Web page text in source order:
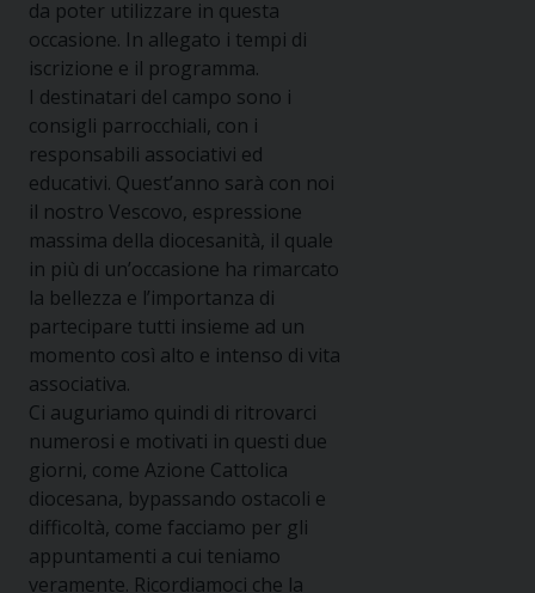
da poter utilizzare in questa
occasione. In allegato i tempi di
iscrizione e il programma.
I destinatari del campo sono i
consigli parrocchiali, con i
responsabili associativi ed
educativi. Quest’anno sarà con noi
il nostro Vescovo, espressione
massima della diocesanità, il quale
in più di un’occasione ha rimarcato
la bellezza e l’importanza di
partecipare tutti insieme ad un
momento così alto e intenso di vita
associativa.
Ci auguriamo quindi di ritrovarci
numerosi e motivati in questi due
giorni, come Azione Cattolica
diocesana, bypassando ostacoli e
difficoltà, come facciamo per gli
appuntamenti a cui teniamo
veramente. Ricordiamoci che la